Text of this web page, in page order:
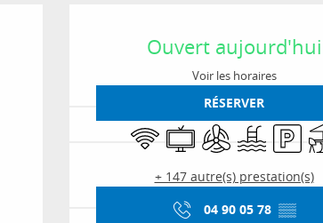
Ouverture
Ouvert aujourd'hui
Voir les horaires
RÉSERVER
WiFi TélévisionAir conditionné
PiscineParking
+ 147 autre(s) prestation(s)
04 90 05 78 ▒▒